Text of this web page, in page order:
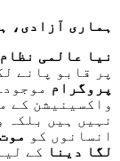
ہماری آزادی،
نیا عالمی نظام
پر قابو پانے
پروگرام
واکسینیشن کے
نہیں ہیں بلکہ
انسانوں کو موت
لگا دینا کے